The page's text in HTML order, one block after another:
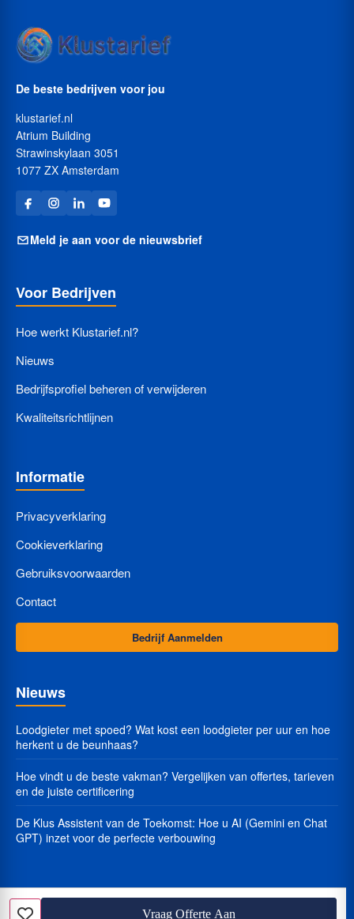
Vraag Offerte Aan
De beste bedrijven voor jou
klustarief.nl
Atrium Building
Strawinskylaan 3051
1077 ZX Amsterdam
Meld je aan voor de nieuwsbrief
Voor Bedrijven
Hoe werkt Klustarief.nl?
Nieuws
Bedrijfsprofiel beheren of verwijderen
Kwaliteitsrichtlijnen
Informatie
Privacyverklaring
Cookieverklaring
Gebruiksvoorwaarden
Contact
Bedrijf Aanmelden
Nieuws
Loodgieter met spoed? Wat kost een loodgieter per uur en hoe
herkent u de beunhaas?
Hoe vindt u de beste vakman? Vergelijken van offertes, tarieven
en de juiste certificering
De Klus Assistent van de Toekomst: Hoe u AI (Gemini en Chat
GPT) inzet voor de perfecte verbouwing